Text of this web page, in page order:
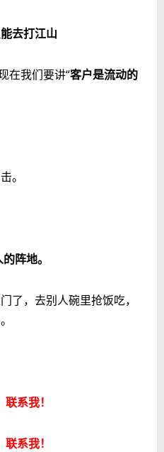
去打江山
在我们要讲“客户是流动的
。
阵地。
了，去别人碗里抢饭吃，
系我！
系我！